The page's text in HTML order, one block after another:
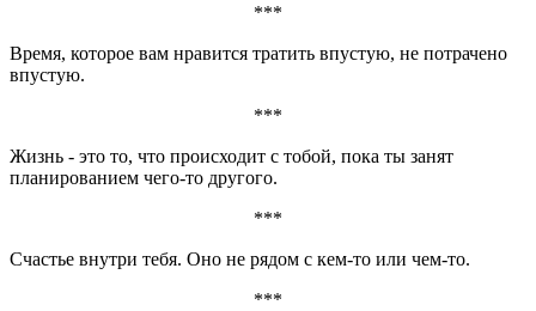
***
Время, которое вам нравится тратить впустую, не потрачено
впустую.
***
Жизнь - это то, что происходит с тобой, пока ты занят
планированием чего-то другого.
***
Счастье внутри тебя. Оно не рядом с кем-то или чем-то.
***